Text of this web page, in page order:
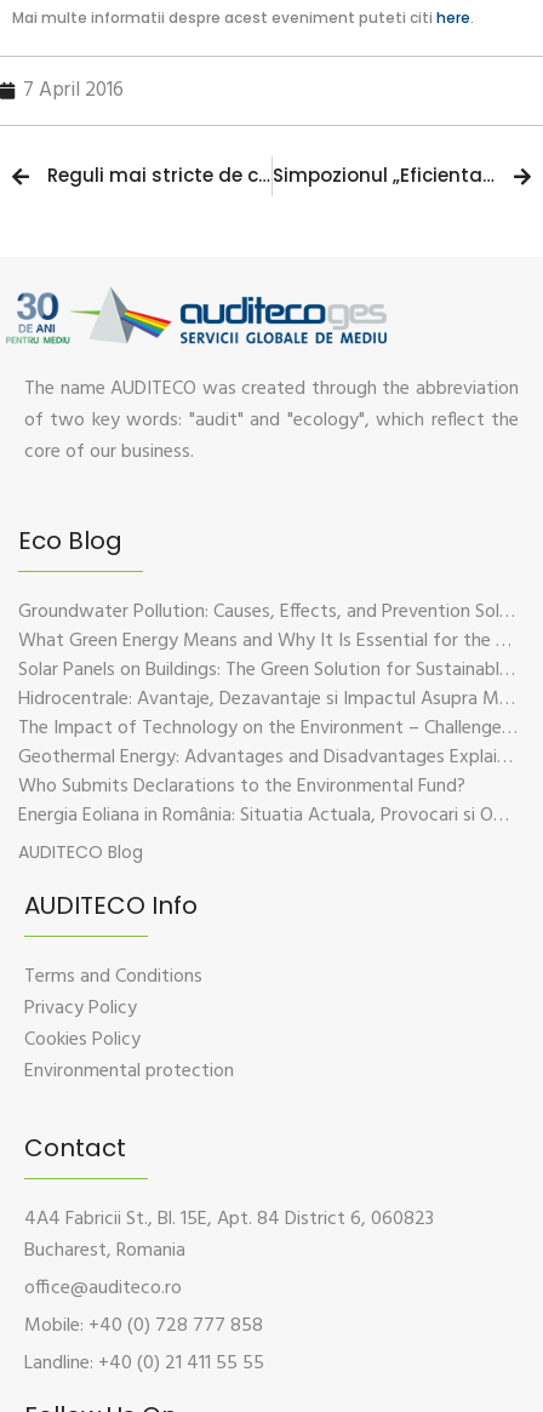
Mai multe informatii despre acest eveniment puteti citi here.
7 April 2016
Reguli mai stricte de certificare a cladirilor sustenabile Simpozionul „Eficienta energetica si energii regenerabile in infrastructura romaneasca: productia de energie”
The name AUDITECO was created through the abbreviation
of two key words: "audit" and "ecology", which reflect the
core of our business.
Eco Blog
Groundwater Pollution: Causes, Effects, and Prevention Solutions
What Green Energy Means and Why It Is Essential for the Future of the Planet
Solar Panels on Buildings: The Green Solution for Sustainable Energy
Hidrocentrale: Avantaje, Dezavantaje si Impactul Asupra Mediului
The Impact of Technology on the Environment – Challenges and Sustainable Solutions
Geothermal Energy: Advantages and Disadvantages Explained in Plain Language
Who Submits Declarations to the Environmental Fund?
Energia Eoliana in România: Situatia Actuala, Provocari si Oportunitati
AUDITECO Blog
AUDITECO Info
Terms and Conditions
Privacy Policy
Cookies Policy
Environmental protection
Contact
4A4 Fabricii St., Bl. 15E, Apt. 84 District 6, 060823
Bucharest, Romania
office@auditeco.ro
Mobile: +40 (0) 728 777 858
Landline: +40 (0) 21 411 55 55